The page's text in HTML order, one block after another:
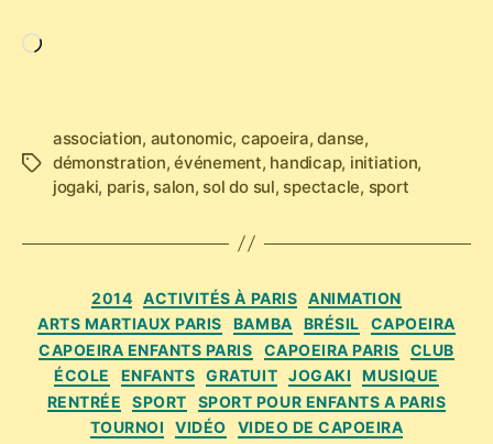
Étiquettes
association, autonomic, capoeira,danse,
démonstration,événement, handicap, initiation,
jogaki, paris, salon, sol do sul, spectacle, sport
Catégories
2014 ACTIVITÉS À PARIS ANIMATION
ARTS MARTIAUX PARIS
BAMBA BRÉSIL
CAPOEIRA
CAPOEIRA ENFANTS PARIS
CAPOEIRA PARIS
CLUB
ÉCOLE
ENFANTS GRATUIT JOGAKI
MUSIQUE
RENTRÉE
SPORT
SPORT POUR ENFANTS A PARIS
TOURNOI
VIDÉO VIDEO DE CAPOEIRA